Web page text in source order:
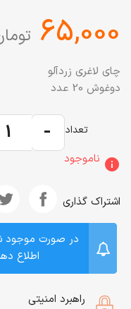
‎65,000
چای لاغری زردآلو
دوغوش 20 عدد
تعداد -
info ناموجود
اشتراک گذاری
در صورت
اطلاع
راهبرد امنیتی